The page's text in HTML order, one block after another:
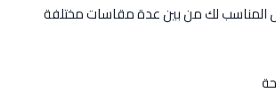
المناسب لك من بين عدة مقاسات مختلفة